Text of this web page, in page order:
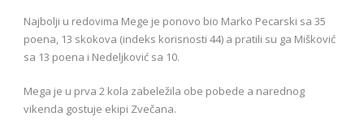
Najbolji u redovima Mege je ponovo bio Marko Pecarski sa 35
poena, 13 skokova (indeks korisnosti 44) a pratili su ga Mišković
sa 13 poena i Nedeljković sa 10.
Mega je u prva 2 kola zabeležila obe pobede a narednog
vikenda gostuje ekipi Zvečana.